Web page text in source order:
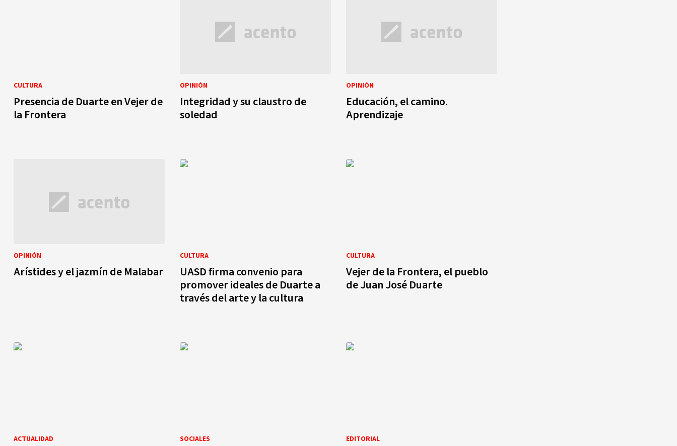
CULTURA
Presencia de Duarte en Vejer de
la Frontera
OPINIÓN
Integridad y su claustro de
soledad
OPINIÓN
Educación, el camino.
Aprendizaje
OPINIÓN
Arístides y el jazmín de Malabar
CULTURA
UASD firma convenio para
promover ideales de Duarte a
través del arte y la cultura
CULTURA
Vejer de la Frontera, el pueblo
de Juan José Duarte
ACTUALIDAD SOCIALES EDITORIAL